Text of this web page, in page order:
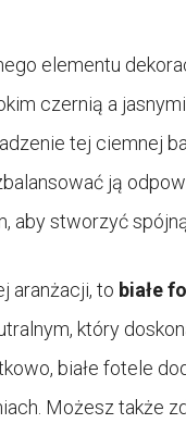
elementu
czernią a
tej ciemnej
ją
aby stworzyć
aranżacji, to białe
który
białe fotele
Możesz także